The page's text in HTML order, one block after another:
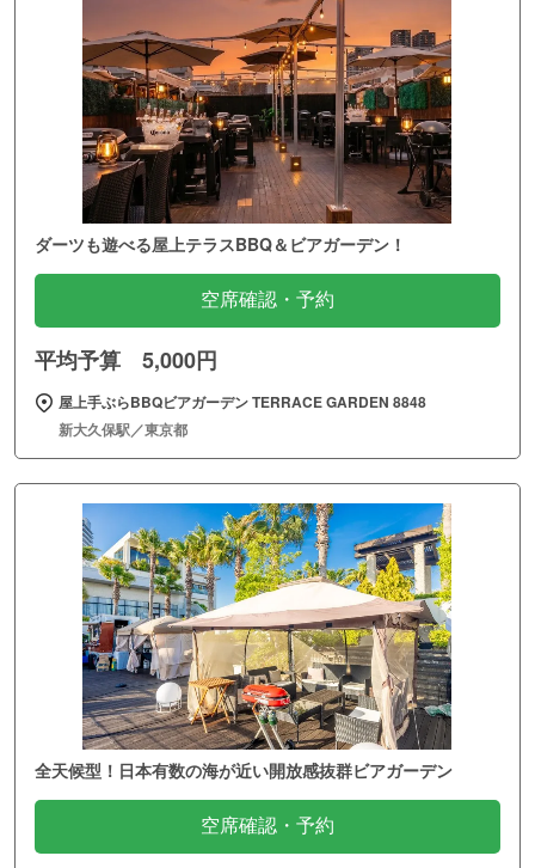
ダーツも遊べる屋上テラスBBQ＆ビアガーデン！
空席確認・予約
平均予算 5,000円
屋上手ぶらBBQビアガーデン TERRACE GARDEN 8848
新大久保駅／東京都
全天候型！日本有数の海が近い開放感抜群ビアガーデン
空席確認・予約